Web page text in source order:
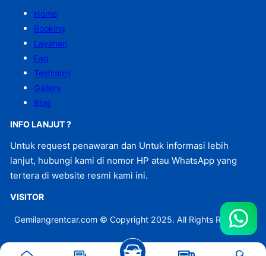
Home
Booking
Layanan
Faq
Testimoni
Gallery
Blog
INFO LANJUT ?
Untuk request penawaran dan Untuk informasi lebih
lanjut, hubungi kami di nomor HP atau WhatsApp yang
tertera di website resmi kami ini.
VISITOR
Gemilangrentcar.com © Copyright 2025. All Rights Reserved